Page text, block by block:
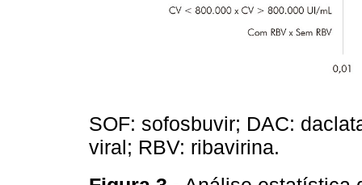
SOF: sofosbuvir; DAC:
viral; RBV: ribavirina.